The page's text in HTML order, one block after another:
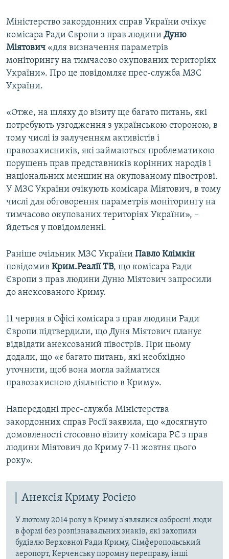
Усі сайти RFE/RL
Міністерство закордонних справ України очікує
комісара Ради Європи з прав людини Дуню
Міятович «для визначення параметрів
моніторингу на тимчасово окупованих територіях
України». Про це повідомляє прес-служба МЗС
України.
«Отже, на шляху до візиту ще багато питань, які
потребують узгодження з українською стороною, в
тому числі із залученням активістів і
правозахисників, які займаються проблематикою
порушень прав представників корінних народів і
національних меншин на окупованому півострові.
У МЗС України очікують комісара Міятович, в тому
числі для обговорення параметрів моніторингу на
тимчасово окупованих територіях України», –
йдеться у повідомленні.
Раніше очільник МЗС України Павло Клімкін
повідомив Крим.Реалії ТВ, що комісара Ради
Європи з прав людини Дуню Міятович запросили
до анексованого Криму.
11 червня в Офісі комісара з прав людини Ради
Європи підтвердили, що Дуня Міятович планує
відвідати анексований півострів. При цьому
додали, що «є багато питань, які необхідно
уточнити, щоб вона могла займатися
правозахисною діяльністю в Криму».
Напередодні прес-служба Міністерства
закордонних справ Росії заявила, що «досягнуто
домовленості стосовно візиту комісара РЄ з прав
людини Міятович до Криму 7-11 жовтня цього
року».
Анексія Криму Росією
У лютому 2014 року в Криму з'являлися озброєні люди
в формі без розпізнавальних знаків, які захопили
будівлю Верховної Ради Криму, Сімферопольський
аеропорт, Керченську поромну переправу, інші